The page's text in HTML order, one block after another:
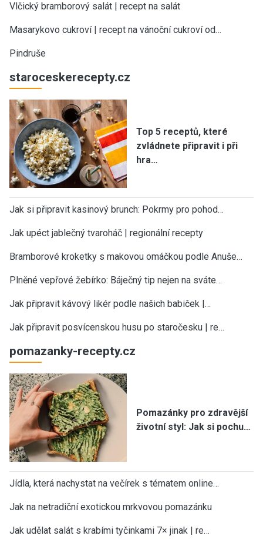
Vlčický bramborový salát | recept na salát
Masarykovo cukroví | recept na vánoční cukroví od…
Pindruše
staroceskerecepty.cz
Top 5 receptů, které
zvládnete připravit i při
hra…
Jak si připravit kasinový brunch: Pokrmy pro pohod…
Jak upéct jablečný tvaroháč | regionální recepty
Bramborové kroketky s makovou omáčkou podle Anuše…
Plněné vepřové žebírko: Báječný tip nejen na sváte…
Jak připravit kávový likér podle našich babiček |…
Jak připravit posvícenskou husu po staročesku | re…
pomazanky-recepty.cz
Pomazánky pro zdravější
životní styl: Jak si pochu…
Jídla, která nachystat na večírek s tématem online…
Jak na netradiční exotickou mrkvovou pomazánku
Jak udělat salát s krabími tyčinkami 7× jinak | re…